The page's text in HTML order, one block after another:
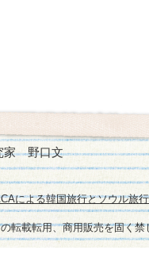
家 野口文
による韓国旅行とソウル旅
転載転用、商用販売を固く禁